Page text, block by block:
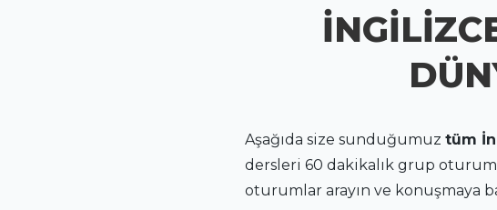
Aşağıda size sunduğumuz tüm
dersleri 60 dakikalık grup
oturumlar arayın ve konuşmaya